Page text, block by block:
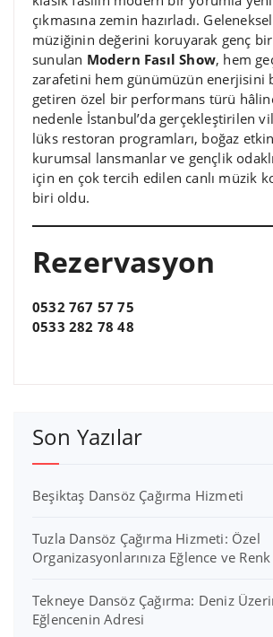
çıkmasına zemin hazırladı.
müziğinin değerini koruyarak genç bir
sunulan Modern Fasıl Show, hem
zarafetini hem günümüzün enerjisini
getiren özel bir performans türü
nedenle İstanbul’da gerçekleştirilen
lüks restoran programları, boğaz
kurumsal lansmanlar ve gençlik
için en çok tercih edilen canlı müzik
biri oldu.
Rezervasyon
0532 767 57 75
0533 282 78 48
Son Yazılar
Beşiktaş Dansöz Çağırma Hizmeti
Tuzla Dansöz Çağırma Hizmeti: Özel
Organizasyonlarınıza Eğlence ve Renk
Tekneye Dansöz Çağırma: Deniz
Eğlencenin Adresi